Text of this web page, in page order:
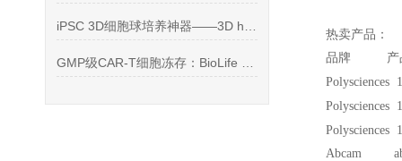
热卖产品：
品牌 产品
Polysciences
Polysciences
Polysciences
Abcam